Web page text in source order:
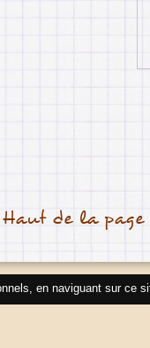
Haut de la page
en naviguant sur ce